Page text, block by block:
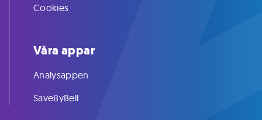
Cookies
Våra appar
Analysappen
SaveByBell